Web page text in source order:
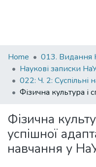
Statistics
Home
013.
Наукові записки
022: Ч. 2: Суспільні
Фізична
успішної
навчання у